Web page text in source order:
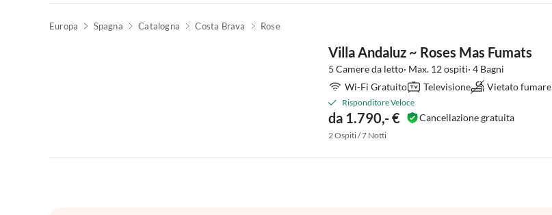
Europa Spagna Catalogna Costa Brava Rose
Annuncio in
Villa Andaluz ~ Roses Mas Fumats
5 Camere da letto· Max. 12 ospiti· 4 Bagni
Wi-Fi Gratuito
Televisione Vietato fumare
Risponditore Veloce
da 1.790,- € Cancellazione gratuita
2 Ospiti / 7 Notti